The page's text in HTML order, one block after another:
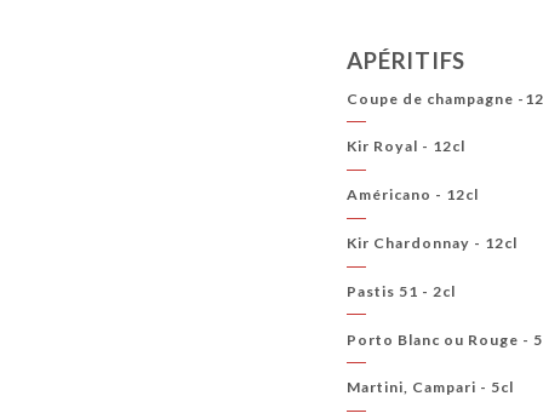
APÉRITIFS
Coupe de champagne -
Kir Royal - 12cl
Américano - 12cl
Kir Chardonnay - 12cl
Pastis 51 - 2cl
Porto Blanc ou Rouge -
Martini, Campari - 5cl